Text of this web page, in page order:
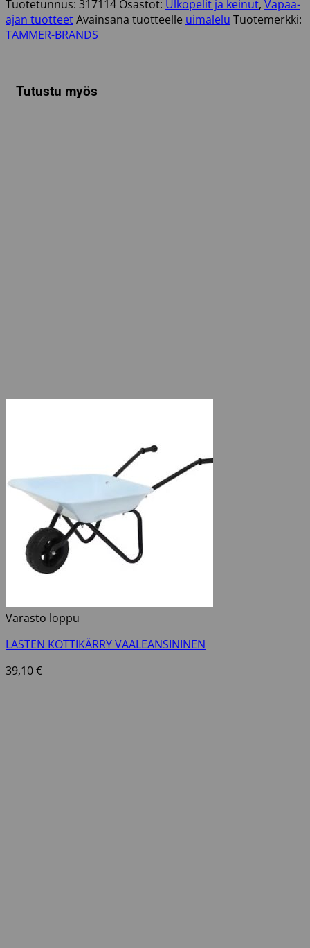
määrä
Tuotetunnus: 317114 Osastot: Ulkopelit ja keinut, Vapaa-
ajan tuotteetAvainsana tuotteelle uimalelu Tuotemerkki:
TAMMER-BRANDS
Tutustu myös
Varasto loppu
LASTEN KOTTIKÄRRY VAALEANSININEN
39,10€